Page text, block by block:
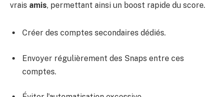
vrais amis, permettant ainsi un boost rapide du score.
Créer des comptes secondaires dédiés.
Envoyer régulièrement des Snaps entre ces
comptes.